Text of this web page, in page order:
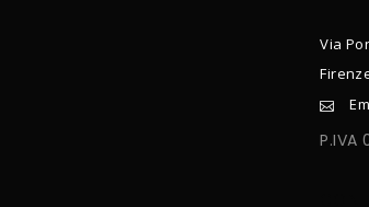
Via
P.IVA